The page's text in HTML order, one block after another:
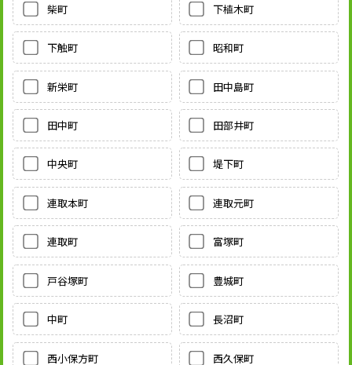
柴町 下植木町
下触町 昭和町
新栄町 田中島町
田中町 田部井町
中央町 堤下町
連取本町 連取元町
連取町 富塚町
戸谷塚町 豊城町
中町 長沼町
西小保方町 西久保町